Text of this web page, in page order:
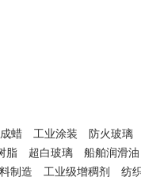
蜡 工业涂装
防火玻璃
脂 超白玻璃
船舶润滑油
制造 工业级增稠剂
纺